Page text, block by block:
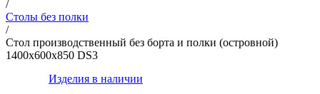
/
Столы без полки
/
Стол производственный без борта и полки (островной)
1400х600х850 DS3
Изделия в наличии